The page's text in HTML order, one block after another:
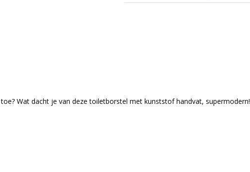
Wat dacht je van deze toiletborstel met kunststof handvat, supermodern!